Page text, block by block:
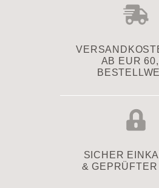
AB EUR
SICHER
& GEPRÜFTER